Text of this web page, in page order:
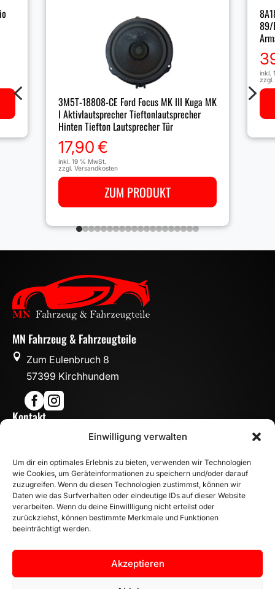
Einwilligung verwalten
Um dir ein optimales Erlebnis zu bieten, verwenden wir Technologien
wie Cookies, um Geräteinformationen zu speichern und/oder darauf
zuzugreifen. Wenn du diesen Technologien zustimmst, können wir
Daten wie das Surfverhalten oder eindeutige IDs auf dieser Website
verarbeiten. Wenn du deine Einwillligung nicht erteilst oder
zurückziehst, können bestimmte Merkmale und Funktionen
beeinträchtigt werden.
Akzeptieren
3M5T-18808-CE Ford Focus MK III Kuga MK
I Aktivlautsprecher Tieftonlautsprecher
Hinten Tiefton Lautsprecher Tür
17,90€
inkl. 19 % MwSt.
zzgl. Versandkosten
ZUM PRODUKT
89/
inkl.
zzgl.
4 5
MN Fahrzeug & Fahrzeugteile

Zum Eulenbruch 8
57399 Kirchhundem

Kontakt
info@mn-fahrzeugteile.de
 WhatsApp
Öffnungszeiten
 Mo - Fr: 8:00 – 17:00 Uhr
Sa: 10:00 – 14:00 Uhr
INFORMATION
Zahlungsarten
Versandinformationen
Widerrufsbelehrung